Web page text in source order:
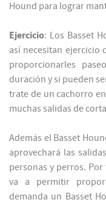
Hound para lograr
Ejercicio: Los Basset
así necesitan ejercicio
proporcionarles
duración y si pueden
trate de un cachorro
muchas salidas de
Además el Basset
aprovechará las
personas y perros.
va a permitir
demanda un Basset